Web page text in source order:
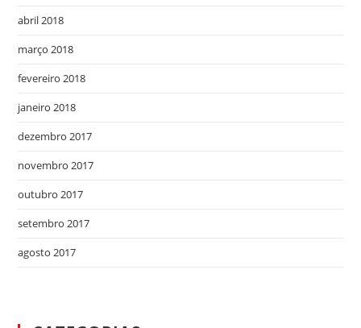
abril 2018
março 2018
fevereiro 2018
janeiro 2018
dezembro 2017
novembro 2017
outubro 2017
setembro 2017
agosto 2017